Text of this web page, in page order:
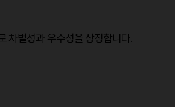
차별성과 우수성을 상징합니다.